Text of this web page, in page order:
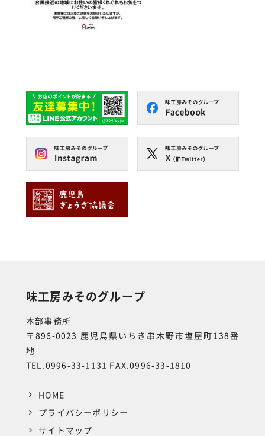
味工房みそのグループ
本部事務所
〒896-0023 鹿児島県いちき串木野市塩屋町138番
地
TEL.0996-33-1131 FAX.0996-33-1810
HOME
プライバシーポリシー
サイトマップ